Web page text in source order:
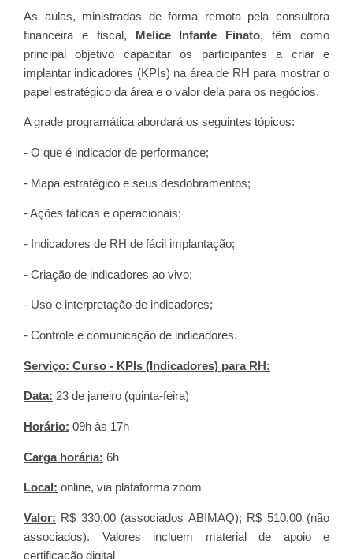
As aulas, ministradas de forma remota pela consultora
financeira e fiscal,
Melice Infante Finato, têm como
principal objetivo capacitar os participantes a criar e
implantar indicadores (KPIs) na área de RH para mostrar o
papel estratégico da área e o valor dela para os negócios.
A grade programática abordará os seguintes tópicos:
- O que é indicador de performance;
- Mapa estratégico e seus desdobramentos;
- Ações táticas e operacionais;
- Indicadores de RH de fácil implantação;
- Criação de indicadores ao vivo;
- Uso e interpretação de indicadores;
- Controle e comunicação de indicadores.
Serviço: Curso - KPIs (Indicadores) para RH:
Data: 23 de janeiro (quinta-feira)
Horário: 09h às 17h
Carga horária: 6h
Local: online, via plataforma zoom
Valor: R$ 330,00 (associados ABIMAQ); R$ 510,00 (não
associados). Valores incluem material de apoio e
certificação digital